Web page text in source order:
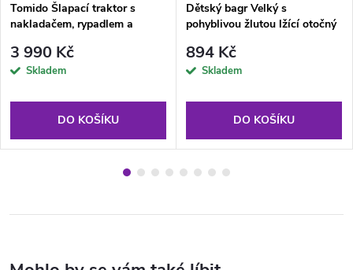
Tomido Šlapací traktor s
nakladačem, rypadlem a
3 990 Kč
Skladem
DO KOŠÍKU
Dětský bagr Velký s
pohyblivou žlutou lžící otočný
894 Kč
Skladem
DO KOŠÍKU